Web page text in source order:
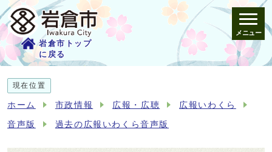
岩倉市トップ
に戻る
メニュー
現在位置
ホーム 市政情報 広報・広聴 広報いわくら
音声版 過去の広報いわくら音声版